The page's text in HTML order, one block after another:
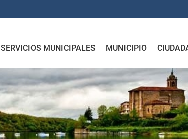
SERVICIOS MUNICIPALES MUNICIPIO